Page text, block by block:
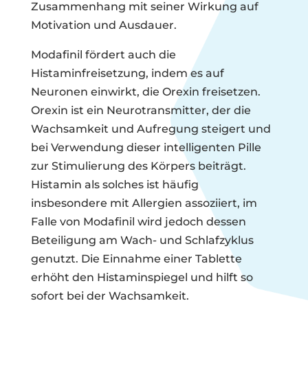
Zusammenhang mit seiner Wirkung auf
Motivation und Ausdauer.
Modafinil fördert auch die
Histaminfreisetzung, indem es auf
Neuronen einwirkt, die Orexin freisetzen.
Orexin ist ein Neurotransmitter, der die
Wachsamkeit und Aufregung steigert und
bei Verwendung dieser intelligenten Pille
zur Stimulierung des Körpers beiträgt.
Histamin als solches ist häufig
insbesondere mit Allergien assoziiert, im
Falle von Modafinil wird jedoch dessen
Beteiligung am Wach- und Schlafzyklus
genutzt. Die Einnahme einer Tablette
erhöht den Histaminspiegel und hilft so
sofort bei der Wachsamkeit.